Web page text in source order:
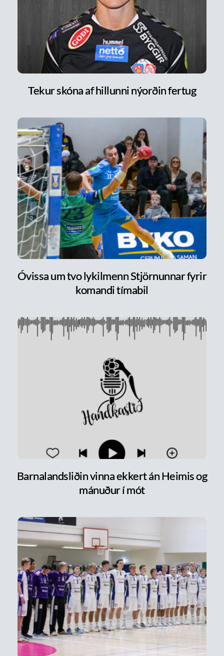
Tekur skóna af hillunni nýorðin fertug
Óvissa um tvo lykilmenn Stjörnunnar fyrir
komandi tímabil
Barnalandsliðin vinna ekkert án Heimis og
mánuður í mót